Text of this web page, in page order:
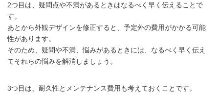
2つ目は、疑問点や不満があるときはなるべく早く伝えることで
す。
あとから外観デザインを修正すると、予定外の費用がかかる可能
性があります。
そのため、疑問や不満、悩みがあるときには、なるべく早く伝え
てそれらの悩みを解消しましょう。
3つ目は、耐久性とメンテナンス費用も考えておくことです。